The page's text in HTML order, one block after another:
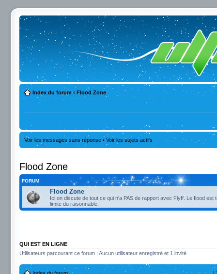
Index du forum ‹ Flood Zone
Voir les messages sans réponse • Voir les sujets actifs
Flood Zone
FORUM
Flood Zone
Ici on discute de tout ce qui n'a PAS de rapport avec Flyff. Le flood est
limite du raisonnable.
QUI EST EN LIGNE
Utilisateurs parcourant ce forum : Aucun utilisateur enregistré et 1 invité